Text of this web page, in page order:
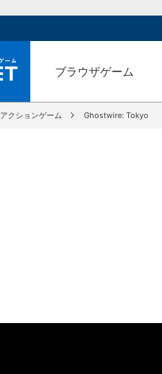
ブラウザゲーム
アクションゲーム Ghostwire: Tokyo